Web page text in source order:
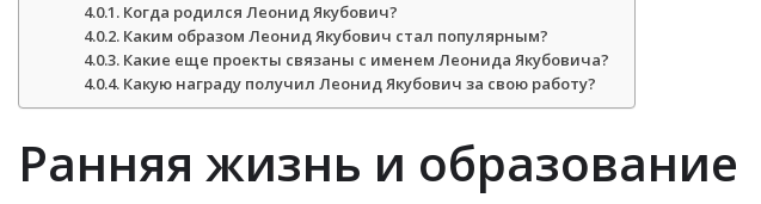
Когда родился Леонид Якубович?
Каким образом Леонид Якубович стал популярным?
Какие еще проекты связаны с именем Леонида Якубовича?
Какую награду получил Леонид Якубович за свою работу?
Ранняя жизнь и образование